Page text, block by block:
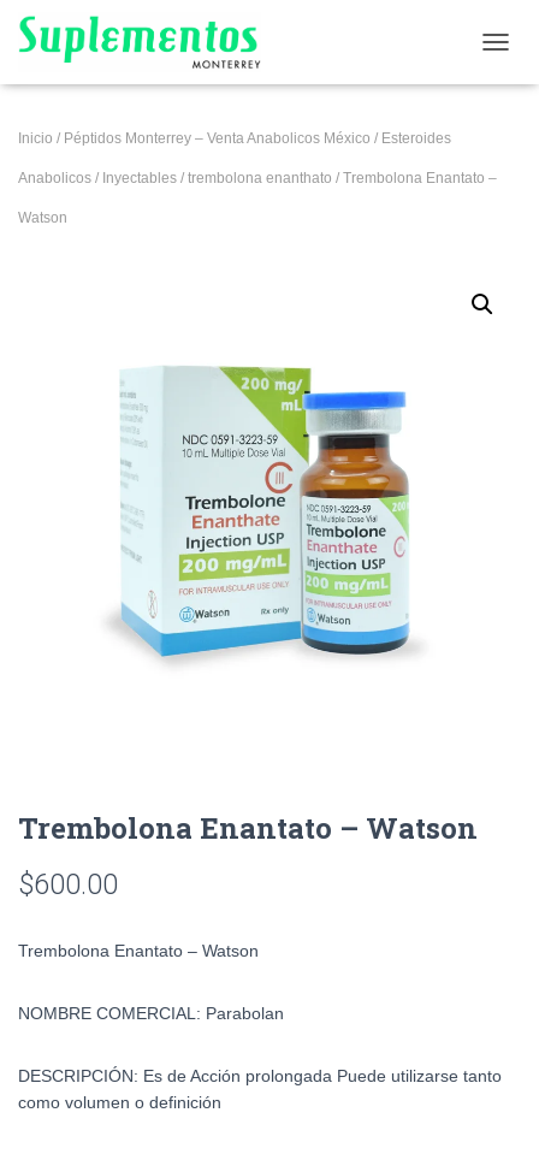
Inicio / Péptidos Monterrey – Venta Anabolicos México / Esteroides
Anabolicos / Inyectables / trembolona enanthato / Trembolona Enantato –
Watson
Trembolona Enantato – Watson
$600.00
Trembolona Enantato – Watson
NOMBRE COMERCIAL : Parabolan
DESCRIPCIÓN: Es de Acción prolongada Puede utilizarse tanto
como volumen o definición